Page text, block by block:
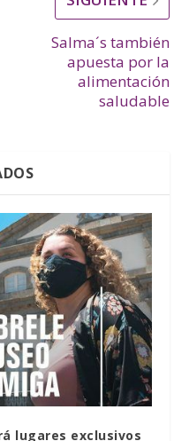
Salma´s también
apuesta por la
alimentación
saludable
lugares exclusivos